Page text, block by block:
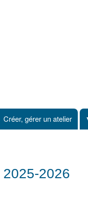
Créer, gérer un atelier
2026